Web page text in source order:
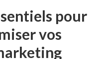
pour
vos